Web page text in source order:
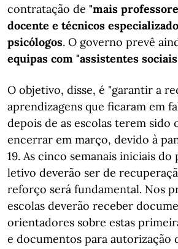
contratação de "mais
docente e técnicos
psicólogos. O governo prevê
equipas com "assistentes
O objetivo, disse, é "garantir a
aprendizagens que ficaram em
depois de as escolas terem sido
encerrar em março, devido à
19. As cinco semanais iniciais
letivo deverão ser de
reforço será fundamental. Nos
escolas deverão receber
orientadores sobre estas
e documentos para autorização